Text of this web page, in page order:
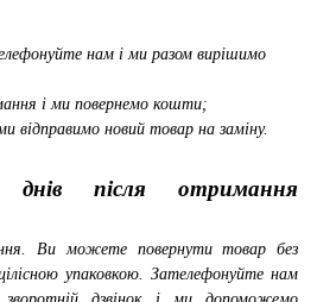
нам і ми разом вирішимо
і ми повернемо кошти;
відправимо новий товар на заміну.
після отримання
Ви можете повернути товар без
упаковкою. Зателефонуйте нам